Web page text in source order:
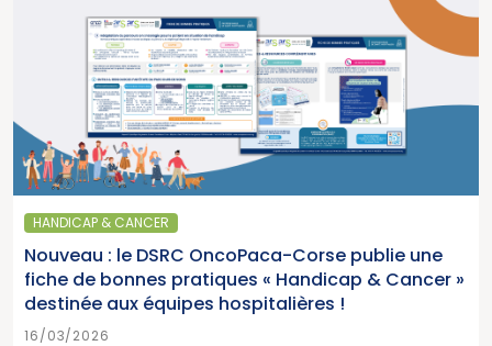
HANDICAP & CANCER
Nouveau : le DSRC OncoPaca-Corse publie une
fiche de bonnes pratiques « Handicap & Cancer »
destinée aux équipes hospitalières !
16/03/2026